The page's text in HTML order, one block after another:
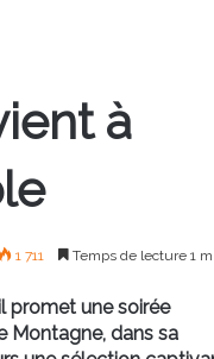
à
1 711 Temps de lecture 1
promet une soirée
Montagne, dans sa